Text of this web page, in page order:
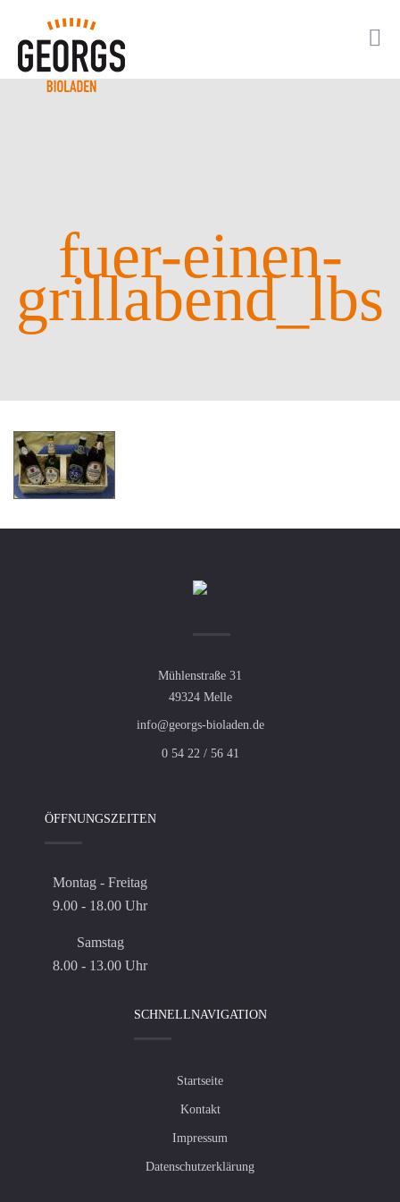
fuer-einen-
grillabend_lbs
Mühlenstraße 31
49324 Melle
info@georgs-bioladen.de
0 54 22 / 56 41
ÖFFNUNGSZEITEN
Montag - Freitag
9.00 - 18.00 Uhr
Samstag
8.00 - 13.00 Uhr
SCHNELLNAVIGATION
Startseite
Kontakt
Impressum
Datenschutzerklärung